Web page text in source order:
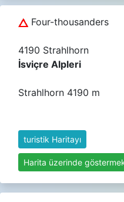
Four-thousanders
4190 Strahlhorn
İsviçre Alpleri
Strahlhorn 4190 m
turistik Haritayı
Harita üzerinde